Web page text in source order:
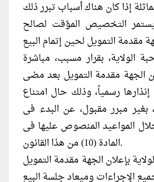
التخصيص المؤقت لصالح
صاحبة الولاية، بقرار مسبب، مباشرة
الجهة مقدمة التمويل بعد مضى
رسمياً، وذلك حال امتناع
بغير مبرر مقبول، عن البدء فى
المواعيد المنصوص عليها فى
المادة (10) من هذا القانون.
بإعلان الجهة مقدمة التمويل